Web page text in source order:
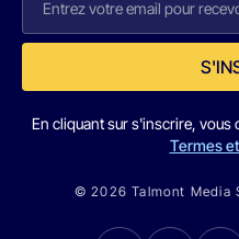
En cliquant sur s'inscrire, vous
Termes
© 2026 Talmont Media